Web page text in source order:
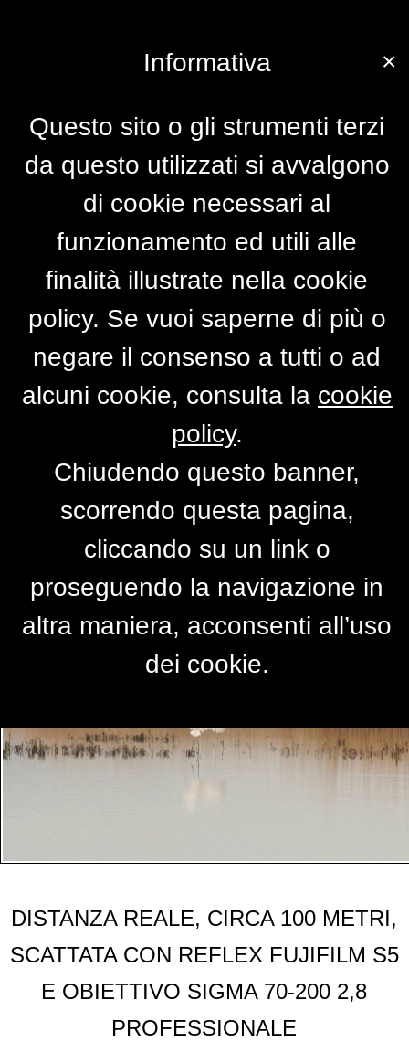
AIRONE BIANCO
diBALDOBALDINI
DISTANZA REALE, CIRCA 100 METRI,
SCATTATA CON REFLEX FUJIFILM S5
E OBIETTIVO SIGMA 70-200 2,8
PROFESSIONALE
×
Informativa
Questo sito o gli strumenti terzi
da questo utilizzati si avvalgono
di cookie necessari al
funzionamento ed utili alle
finalità illustrate nella cookie
policy. Se vuoi saperne di più o
negare il consenso a tutti o ad
alcuni cookie, consulta la cookie
policy.
Chiudendo questo banner,
scorrendo questa pagina,
cliccando su un link o
proseguendo la navigazione in
altra maniera, acconsenti all’uso
dei cookie.